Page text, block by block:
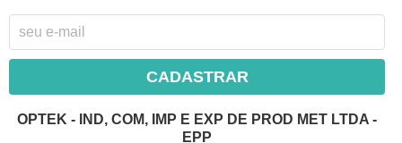
CADASTRAR
OPTEK - IND, COM, IMP E EXP DE PROD MET LTDA -
EPP